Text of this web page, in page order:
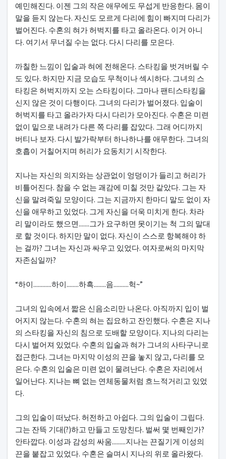
예민해진다. 이젠 그의 작은 애무에도 무섭게 반응한다. 몸이
말을 듣지 않는다. 자신도 모르게 다리에 힘이 빠지며 다리가
벌어진다. 수혼의 혀가 허벅지를 타고 올라온다. 이거 아니
다. 여기서 무너질 수는 없다. 다시 다리를 모은다.
까칠한 느낌이 입술과 혀에 전해온다. 스타킹을 벗겨버릴 수
도 있다. 하지만 지금 모습도 무척이나 섹시하다. 그녀의 스
타킹은 허벅지까지 오는 스타킹이다. 그마나 팬티스타킹을
신지 않은 것이 다행이다. 그녀의 다리가 벌어졌다. 입술이
허벅지를 타고 올라가자 다시 다리가 모아진다. 수혼은 미련
없이 밑으로 내려가 다른 쪽 다리를 잡았다. 그래 어디까지
버티나 보자. 다시 발가락부터 하나하나를 애무한다. 그녀의
호흡이 거칠어지며 허리가 요동치기 시작한다.
지나는 자신의 의지와는 상관없이 엉덩이가 들리고 허리가
비틀어진다. 참을 수 없는 괘감에 미칠 것만 같았다. 그는 자
신을 말려죽일 모양이다. 그는 지금까지 한마디 말도 없이 자
신을 애무하고 있었다. 그게 자신을 더욱 미치게 한다. 차라
리 말이라도 했으면.......그가 요구하면 못이기는 척 그의 말대
로 할 것이다. 하지만 말이 없다. 자신이 스스로 항복해야 하
는 걸까? 그녀는 자신과 싸우고 있었다. 여자로써의 마지막
자존심일까?
“하이............하이........하흑........음..........헉~”
그녀의 입속에서 짧은 신음소리만 나온다. 아직까지 입이 벌
어지지 않는다. 수혼의 혀는 집요하고 잔인했다. 수혼은 지나
의 스타킹을 자신의 침으로 도배할 모양이다. 지나의 다리는
다시 벌어져 있었다. 수혼의 입술과 혀가 그녀의 사타구니로
접근한다. 그녀는 마지막 이성의 끈을 놓지 않고, 다리를 모
은다. 수혼의 입술은 미련 없이 물려난다. 수혼은 자리에서
일어난다. 지나는 뼈 없는 연체동물처럼 흐느적거리고 있었
다.
그의 입술이 떠났다. 허전하고 아쉽다. 그의 입술이 그립다.
그는 잔뜩 기대(?)하고 만들고 도망친다. 벌써 몇 번째인가?
안타깝다. 이성과 감성의 싸움.........지나는 끈질기게 이성의
끈을 붙잡고 있었다. 수혼은 슬며시 지나의 위로 올라왔다.